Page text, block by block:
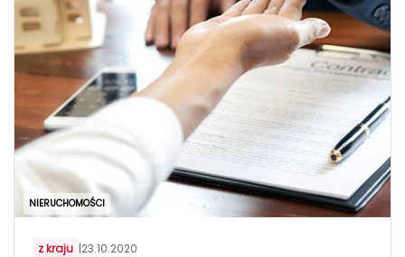
NIERUCHOMOŚCI
z kraju |23.10.2020